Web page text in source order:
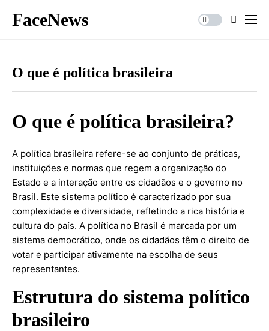
FaceNews
O que é política brasileira
O que é política brasileira?
A política brasileira refere-se ao conjunto de práticas,
instituições e normas que regem a organização do
Estado e a interação entre os cidadãos e o governo no
Brasil. Este sistema político é caracterizado por sua
complexidade e diversidade, refletindo a rica história e
cultura do país. A política no Brasil é marcada por um
sistema democrático, onde os cidadãos têm o direito de
votar e participar ativamente na escolha de seus
representantes.
Estrutura do sistema político
brasileiro